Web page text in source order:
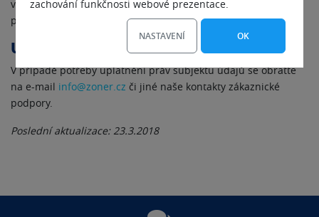
zachování funkčnosti webové prezentace.
NASTAVENÍ OK
v Centru administrace (admin.czechia.com) v elektronické
podobě.
Uplatnění práv subjektů
V případě potřeby uplatnění práv subjektu údajů se obraťte
na e-mail info@zoner.cz či jiné naše kontakty zákaznické
podpory.
Poslední aktualizace: 23.3.2018